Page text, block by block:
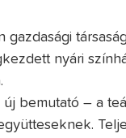
nyári
bemutató – a